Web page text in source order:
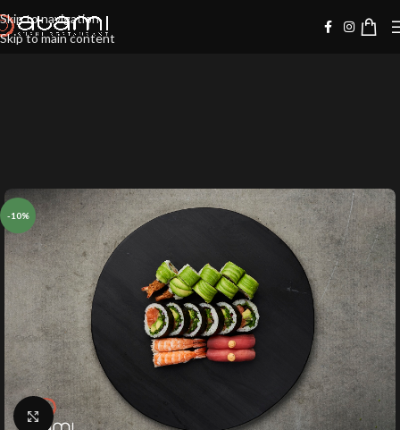
Skip to navigation
Skip to main content
-10%
Klik for at forstørre